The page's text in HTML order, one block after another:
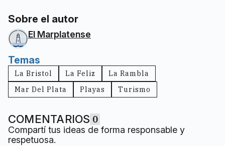
Sobre el autor
El Marplatense
Temas
La Bristol La Feliz
La Rambla
Mar Del Plata
Playas Turismo
COMENTARIOS 0
Compartí tus ideas de forma responsable y
respetuosa.